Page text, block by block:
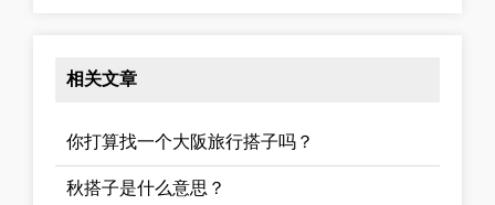
相关文章
你打算找一个大阪旅行搭子吗？
秋搭子是什么意思？